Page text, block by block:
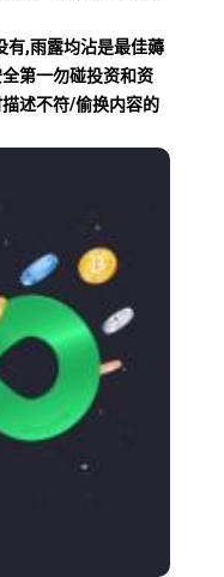
有,雨露均沾是最佳薅
第一勿碰投资和资
述不符/偷换内容的